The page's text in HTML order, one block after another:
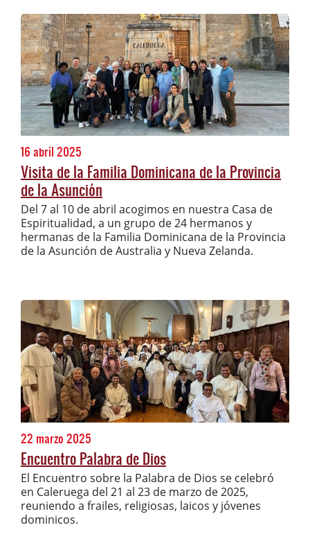
16 abril 2025
Visita de la Familia Dominicana de la Provincia
de la Asunción
Del 7 al 10 de abril acogimos en nuestra Casa de
Espiritualidad, a un grupo de 24 hermanos y
hermanas de la Familia Dominicana de la Provincia
de la Asunción de Australia y Nueva Zelanda.
22 marzo 2025
Encuentro Palabra de Dios
El Encuentro sobre la Palabra de Dios se celebró
en Caleruega del 21 al 23 de marzo de 2025,
reuniendo a frailes, religiosas, laicos y jóvenes
dominicos.